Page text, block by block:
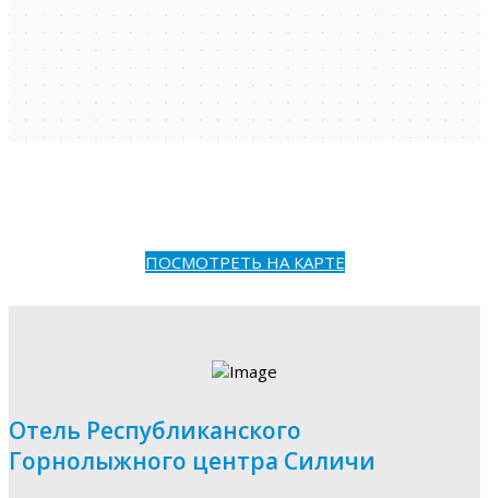
ПОСМОТРЕТЬ НА КАРТЕ
Отель Республиканского
Горнолыжного центра Силичи